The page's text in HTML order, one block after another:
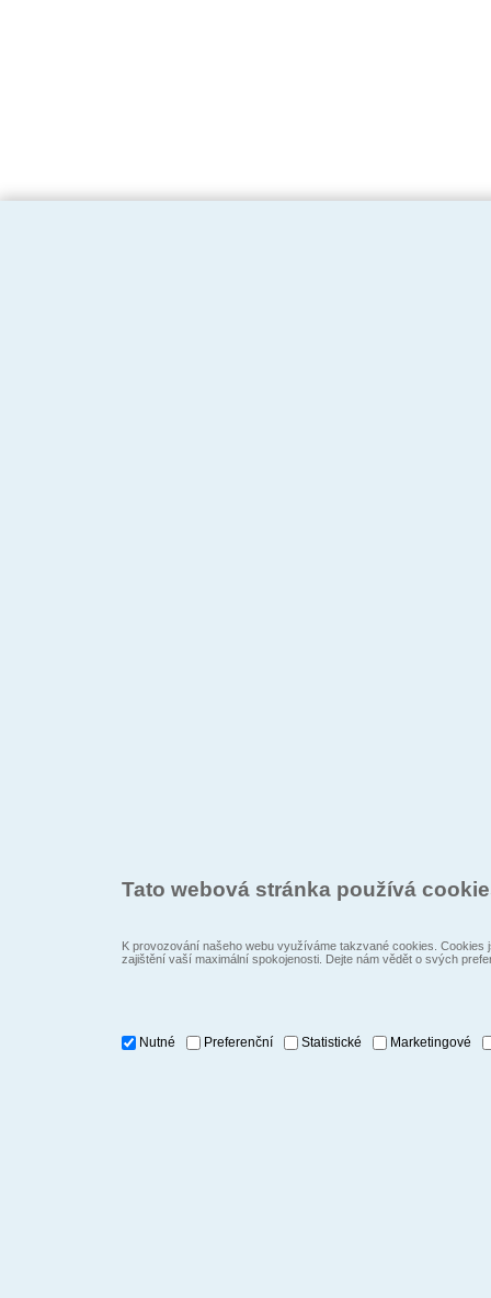
Tato webová stránka používá
K provozování našeho webu využíváme takzvané cookies.
zajištění vaší maximální spokojenosti. Dejte nám vědět o svých
Nutné Preferenční Statistické Marketingové